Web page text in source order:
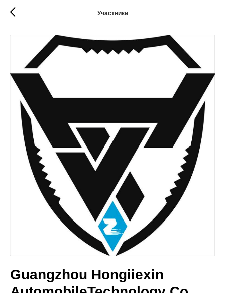
Участники
Guangzhou Hongiiexin